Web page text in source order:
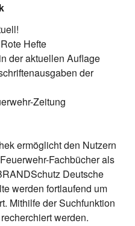
Hefte
der aktuellen Auflage
der
Zeitung
ermöglicht den Nutzern
Fachbücher als
Deutsche
werden fortlaufend um
Mithilfe der Suchfunktion
werden.